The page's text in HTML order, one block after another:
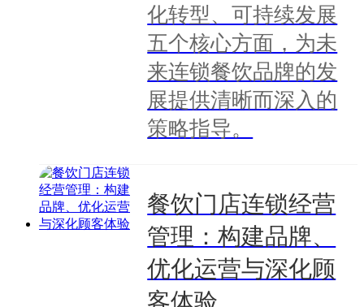
化转型、可持续发展
五个核心方面，为未
来连锁餐饮品牌的发
展提供清晰而深入的
策略指导。
餐饮门店连锁经营
管理：构建品牌、
优化运营与深化顾
客体验